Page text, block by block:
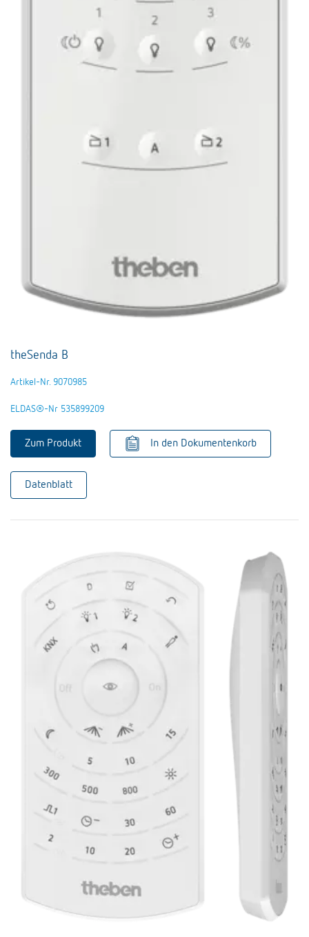
theSenda B
Artikel-Nr. 9070985
ELDAS®-Nr 535899209
Zum Produkt In den Dokumentenkorb
Datenblatt